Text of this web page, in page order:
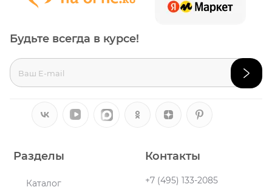
Разделы
Каталог
Контакты
+7 (495) 133-2085
Будьте всегда в курсе!